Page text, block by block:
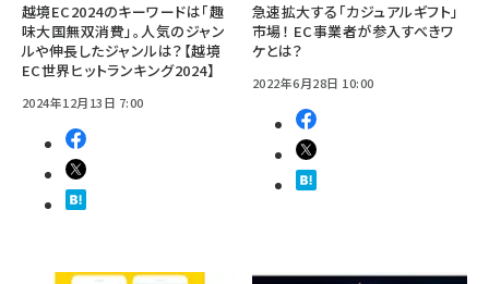
越境EC2024のキーワードは「趣
味大国無双消費」。人気のジャン
ルや伸長したジャンルは？【越境
EC世界ヒットランキング2024】
2024年12月13日 7:00
急速拡大する「カジュアルギフト」
市場！ EC事業者が参入すべきワ
ケとは？
2022年6月28日 10:00